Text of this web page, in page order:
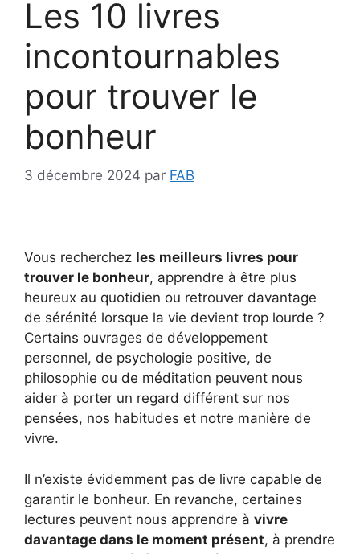
Les 10 livres
incontournables
pour trouver le
bonheur
3 décembre 2024 par FAB
Vous recherchez les meilleurs livres pour
trouver le bonheur, apprendre à être plus
heureux au quotidien ou retrouver davantage
de sérénité lorsque la vie devient trop lourde ?
Certains ouvrages de développement
personnel, de psychologie positive, de
philosophie ou de méditation peuvent nous
aider à porter un regard différent sur nos
pensées, nos habitudes et notre manière de
vivre.
Il n’existe évidemment pas de livre capable de
garantir le bonheur. En revanche, certaines
lectures peuvent nous apprendre à vivre
davantage dans le moment présent, à prendre